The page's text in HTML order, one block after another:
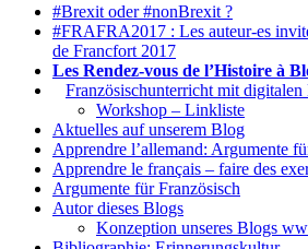
#Brexit oder #nonBrexit ?
#FRAFRA2017 : Les auteur-es
de Francfort 2017
Les Rendez-vous de l’Histoire à
Französischunterricht mit digitalen
Workshop – Linkliste
Aktuelles auf unserem Blog
Apprendre l’allemand: Argumente
Apprendre le français – faire des
Argumente für Französisch
Autor dieses Blogs
Konzeption unseres Blogs